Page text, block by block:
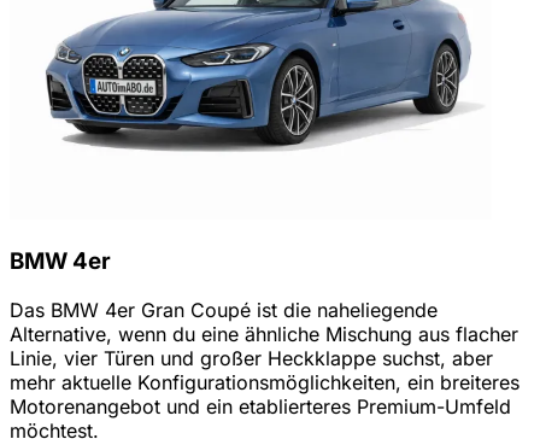
BMW 4er
Das BMW 4er Gran Coupé ist die naheliegende
Alternative, wenn du eine ähnliche Mischung aus flacher
Linie, vier Türen und großer Heckklappe suchst, aber
mehr aktuelle Konfigurationsmöglichkeiten, ein breiteres
Motorenangebot und ein etablierteres Premium-Umfeld
möchtest.